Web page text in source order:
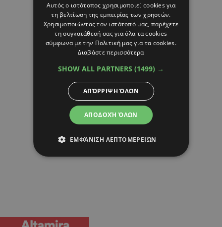
Αυτός ο ιστότοπος χρησιμοποιεί cookies για
τη βελτίωση της εμπειρίας των χρηστών.
Χρησιμοποιώντας τον ιστότοπό μας, παρέχετε
τη συγκατάθεσή σας για όλα τα cookies
σύμφωνα με την Πολιτική μας για τα cookies.
Διαβάστε περισσότερα
SHOW ALL PARTNERS (1499) →
ΑΠΟΔΟΧΉ ΌΛΩΝ
ΑΠΌΡΡΙΨΗ ΌΛΩΝ
ΕΜΦΆΝΙΣΗ ΛΕΠΤΟΜΕΡΕΙΏΝ